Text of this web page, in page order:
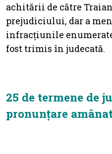
achitării de către
prejudiciului, dar a
infracțiunile
fost trimis în judecată.
25 de termene de
pronunțare